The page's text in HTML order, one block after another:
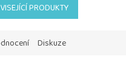
PRODUKTY
Diskuze